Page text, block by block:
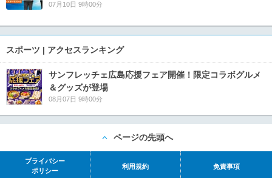
07月10日 9時00分
スポーツ | アクセスランキング
サンフレッチェ広島応援フェア開催！限定コラボグルメ
＆グッズが登場
08月07日 9時00分
ページの先頭へ
プライバシー
ポリシー
利用規約 免責事項